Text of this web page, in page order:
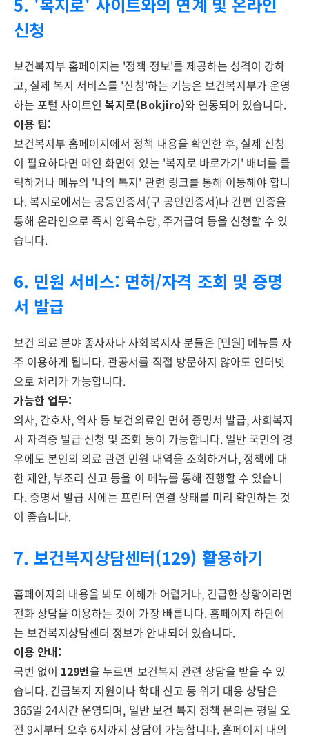
신청
보건복지부 홈페이지는 '정책 정보'를 제공하는 성격이 강하
고, 실제 복지 서비스를 '신청'하는 기능은 보건복지부가 운영
하는 포털 사이트인복지로(Bokjiro)와 연동되어 있습니다.
이용 팁:
보건복지부 홈페이지에서 정책 내용을 확인한 후, 실제 신청
이 필요하다면 메인 화면에 있는 '복지로 바로가기' 배너를 클
릭하거나 메뉴의 '나의 복지' 관련 링크를 통해 이동해야 합니
다. 복지로에서는 공동인증서(구 공인인증서)나 간편 인증을
통해 온라인으로 즉시 양육수당, 주거급여 등을 신청할 수 있
습니다.
6. 민원 서비스: 면허/자격 조회 및 증명
서 발급
보건 의료 분야 종사자나 사회복지사 분들은 [민원] 메뉴를 자
주 이용하게 됩니다. 관공서를 직접 방문하지 않아도 인터넷
으로 처리가 가능합니다.
가능한 업무:
의사, 간호사, 약사 등 보건의료인 면허 증명서 발급, 사회복지
사 자격증 발급 신청 및 조회 등이 가능합니다. 일반 국민의 경
우에도 본인의 의료 관련 민원 내역을 조회하거나, 정책에 대
한 제안, 부조리 신고 등을 이 메뉴를 통해 진행할 수 있습니
다. 증명서 발급 시에는 프린터 연결 상태를 미리 확인하는 것
이 좋습니다.
7. 보건복지상담센터(129) 활용하기
홈페이지의 내용을 봐도 이해가 어렵거나, 긴급한 상황이라면
전화 상담을 이용하는 것이 가장 빠릅니다. 홈페이지 하단에
는 보건복지상담센터 정보가 안내되어 있습니다.
이용 안내:
국번 없이 129번을 누르면 보건복지 관련 상담을 받을 수 있
습니다. 긴급복지 지원이나 학대 신고 등 위기 대응 상담은
365일 24시간 운영되며, 일반 보건 복지 정책 문의는 평일 오
전 9시부터 오후 6시까지 상담이 가능합니다. 홈페이지 내의